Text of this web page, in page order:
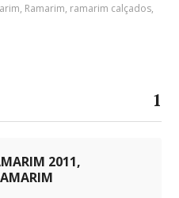
, Ramarim, ramarim calçados,
1
2011,